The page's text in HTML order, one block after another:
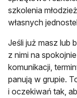
szkolenia
własnych
Jeśli już masz lub
z nimi na
komunikacji,
panują w grupie.
i oczekiwań tak,